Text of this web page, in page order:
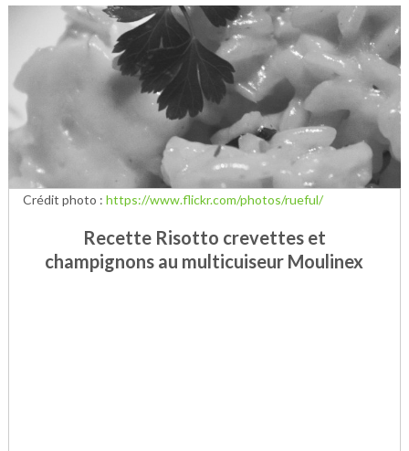
Recette Risotto crevettes et
champignons au multicuiseur Moulinex
Crédit photo : https://www.flickr.com/photos/rueful/